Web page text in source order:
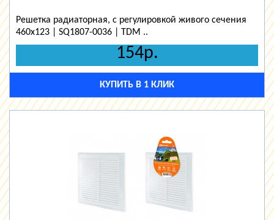
Решетка радиаторная, с регулировкой живого сечения
460х123 | SQ1807-0036 | TDM ..
154р.
КУПИТЬ В 1 КЛИК